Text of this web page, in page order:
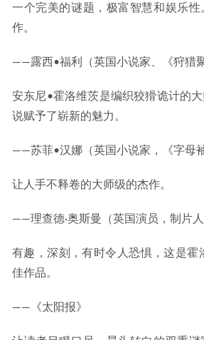
一个完美的谜题，极富智慧和娱乐
作。
——露西•福利（英国小说家、《狩猎
安东尼•霍洛维茨是编织狡猾诡计的
说赋予了崭新的魅力。
——苏菲•汉娜（英国小说家，《字母
让人手不释卷的大师级的杰作。
——理查德·奥斯曼（英国演员，制片人
有趣，深刻，有时令人恐惧，这是霍
佳作品。
——《太阳报》